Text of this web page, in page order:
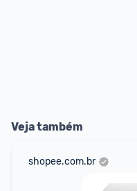
Veja também
shopee.com.br